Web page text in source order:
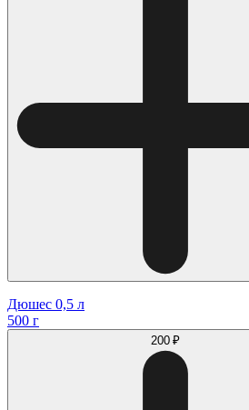
Дюшес 0,5 л
500 г
200 ₽